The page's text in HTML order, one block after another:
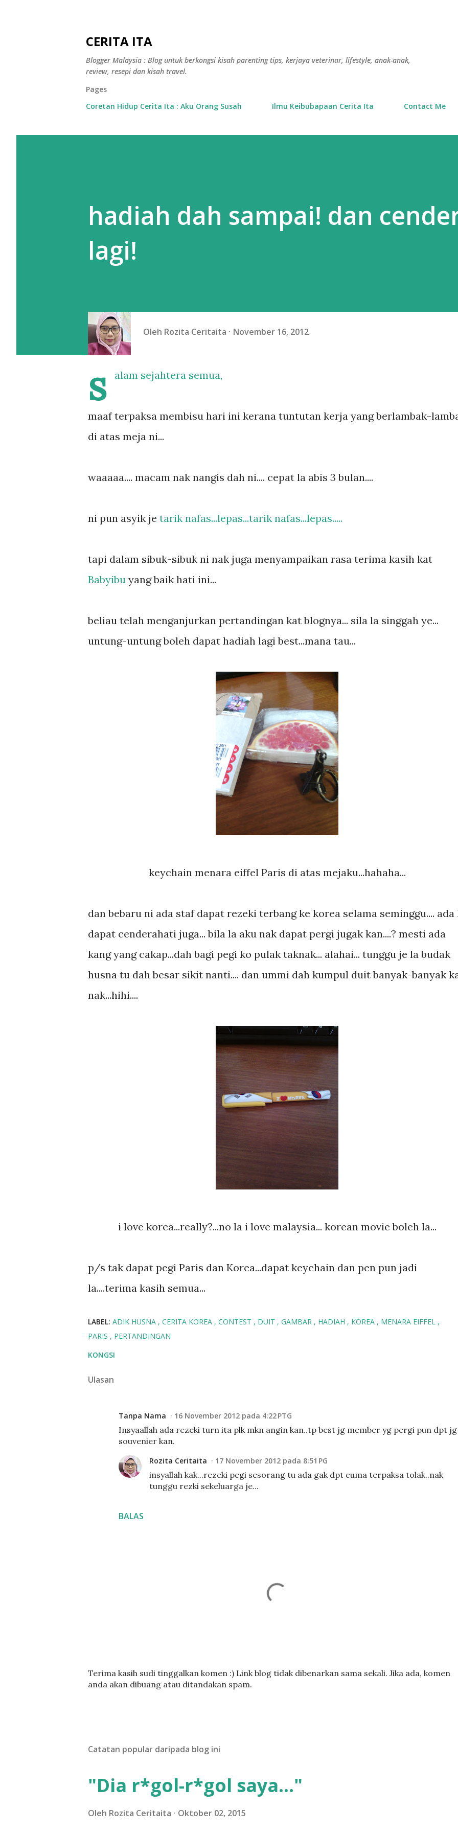
CERITA ITA
Blogger Malaysia : Blog untuk berkongsi kisah parenting tips, kerjaya veterinar, lifestyle, anak-anak,
review, resepi dan kisah travel.
Pages
Coretan Hidup Cerita Ita : Aku Orang Susah
Ilmu Keibubapaan Cerita Ita Contact Me
hadiah dah sampai! dan
lagi!
Oleh Rozita Ceritaita November 16, 2012
s alam sejahtera semua,
maaf terpaksa membisu hari ini kerana tuntutan kerja yang berlambak-
di atas meja ni...
waaaaa.... macam nak nangis dah ni.... cepat la abis 3 bulan....
ni pun asyik je tarik nafas...lepas...tarik nafas...lepas.....
tapi dalam sibuk-sibuk ni nak juga menyampaikan rasa terima kasih kat
Babyibu yang baik hati ini...
beliau telah menganjurkan pertandingan kat blognya... sila la singgah ye...
untung-untung boleh dapat hadiah lagi best...mana tau...
keychain menara eiffel Paris di atas mejaku...hahaha...
dan bebaru ni ada staf dapat rezeki terbang ke korea selama seminggu.... ada
dapat cenderahati juga... bila la aku nak dapat pergi jugak kan....? mesti ada
kang yang cakap...dah bagi pegi ko pulak taknak... alahai... tunggu je la budak
husna tu dah besar sikit nanti.... dan ummi dah kumpul duit banyak-banyak
nak...hihi....
i love korea...really?...no la i love malaysia... korean movie boleh la...
p/s tak dapat pegi Paris dan Korea...dapat keychain dan pen pun jadi
la....terima kasih semua...
LABEL: ADIK HUSNA CERITA KOREA CONTEST DUIT GAMBAR HADIAH KOREA
MENARA EIFFEL
PARIS
PERTANDINGAN
KONGSI
Ulasan
Tanpa Nama 16 November 2012 pada 4:22 PTG
Insyaallah ada rezeki turn ita plk mkn angin kan..tp best jg member yg pergi pun dpt jg
souvenier kan.
BALAS
Rozita Ceritaita 17 November 2012 pada 8:51 PG
insyallah kak...rezeki pegi sesorang tu ada gak dpt cuma terpaksa tolak..nak
tunggu rezki sekeluarga je...
C
a
a
n
Terima kasih sudi tinggalkan komen :) Link blog tidak dibenarkan sama sekali. Jika ada, komen
anda akan dibuang atau ditandakan spam.
Catatan popular daripada blog ini
"Dia r*gol-r*gol saya..."
Oleh Rozita Ceritaita Oktober 02, 2015